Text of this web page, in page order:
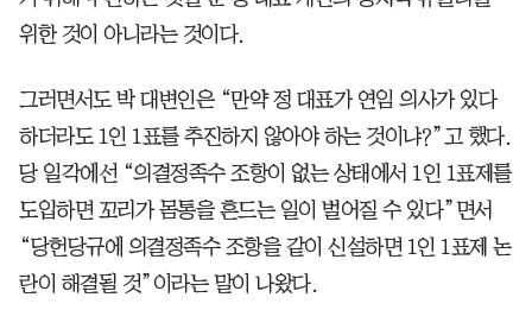
위한 것이 아니라는 것이다.
그러면서도 박 대변인은 “만약 정 대표가 연임 의사가 있다
하더라도 1인 1표를 추진하지 않아야 하는 것이냐?”고 했다.
당 일각에선 “의결정족수 조항이 없는 상태에서 1인 1표제를
도입하면 꼬리가 몸통을 흔드는 일이 벌어질 수 있다”면서
“당헌당규에 의결정족수 조항을 같이 신설하면 1인 1표제 논
란이 해결될 것”이라는 말이 나왔다.